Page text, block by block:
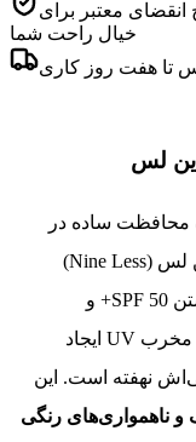
معتبر برای
خیال راحت شما
تا هفت روز کاری
لس
محافظت ساده در
برابر آفتاب عمل کند، ضد آفتاب ملا-پرو ناین‌ لس (Nine Less)
انتخابی هوشمندانه است. این محصول با داشتن SPF 50+ و
PA++++، یک زره فولادی در برابر اشعه‌های مخرب UV ایجاد
نهفته است. این
و ناهمواری‌های رنگی